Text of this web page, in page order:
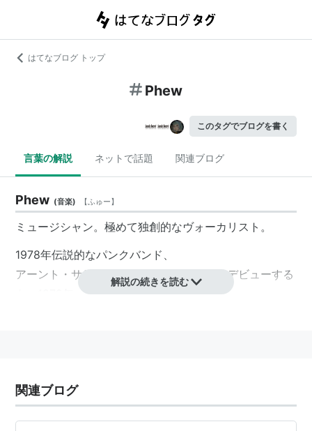
はてなブログ トップ
Phew
このタグでブログを書く
言葉の解説 ネットで話題 関連ブログ
Phew (音楽) 【ふゅー】
ミュージシャン。極めて独創的なヴォーカリスト。
1978年伝説的なパンクバンド、
アーント・サリーのヴォーカリストとしてデビューする
も、1979年バンド解散。
『Phew』
といったNEW WAVE色の強い作品を発表後、数年間の
活動停止期間を経て現在、
解説の続きを読む
関連ブログ